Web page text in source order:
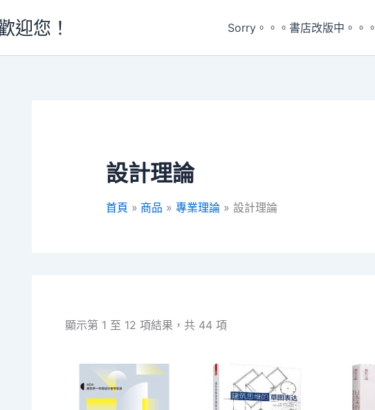
迎您！ Sorry。。。書店改版中。。。
設計理論
首頁 商品 專業理論 設計理論
顯示第 1 至 12 項結果，共 44 項